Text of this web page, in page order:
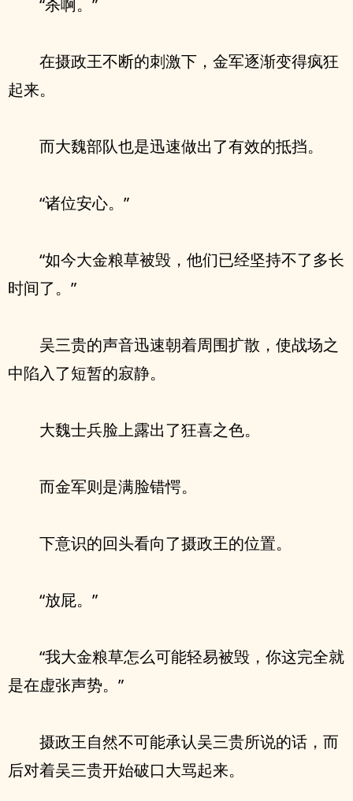
“杀啊。”
在摄政王不断的刺激下，金军逐渐变得疯狂
起来。
而大魏部队也是迅速做出了有效的抵挡。
“诸位安心。”
“如今大金粮草被毁，他们已经坚持不了多长
时间了。”
吴三贵的声音迅速朝着周围扩散，使战场之
中陷入了短暂的寂静。
大魏士兵脸上露出了狂喜之色。
而金军则是满脸错愕。
下意识的回头看向了摄政王的位置。
“放屁。”
“我大金粮草怎么可能轻易被毁，你这完全就
是在虚张声势。”
摄政王自然不可能承认吴三贵所说的话，而
后对着吴三贵开始破口大骂起来。